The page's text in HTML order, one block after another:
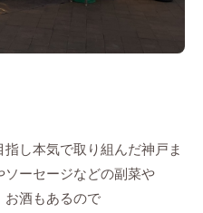
し本気で取り組んだ神戸ま
ーセージなどの副菜や
お酒もあるので